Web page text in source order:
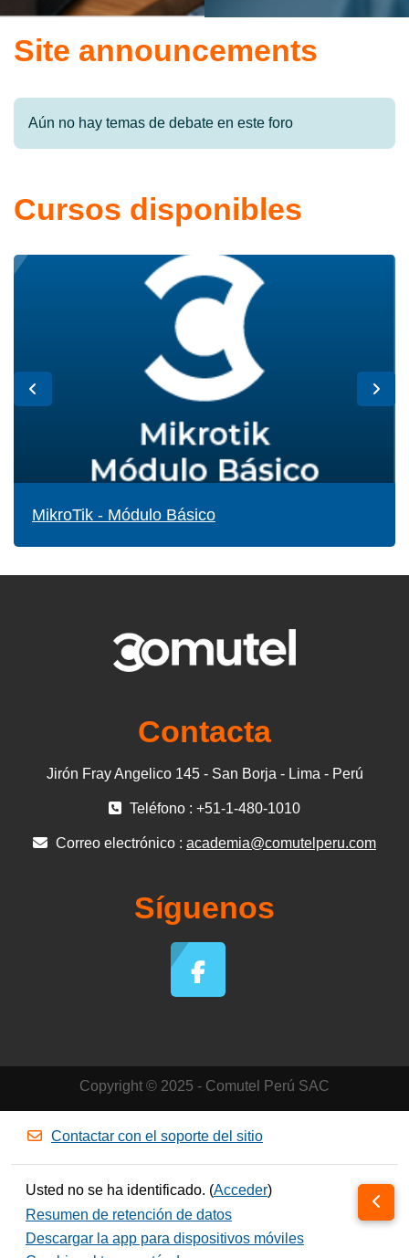
Abrir
Site announcements
Aún no hay temas de debate en este foro
Cursos disponibles
MikroTik - Módulo Básico
Contacta
Jirón Fray Angelico 145 - San Borja - Lima - Perú
Teléfono : +51-1-480-1010
Correo electrónico : academia@comutelperu.com
Síguenos
Copyright © 2025 - Comutel Perú SAC
Contactar con el soporte del sitio
Usted no se ha identificado. (Acceder)
Resumen de retención de datos
Descargar la app para dispositivos móviles